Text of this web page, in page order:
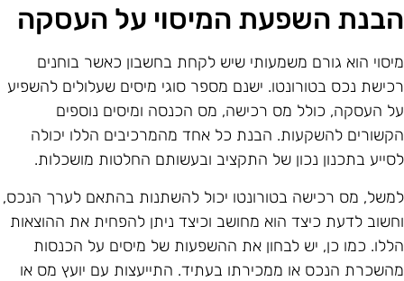
השפעת המיסוי על העסקה
הוא גורם משמעותי שיש לקחת בחשבון כאשר בוחנים
נכס בטורונטו. ישנם מספר סוגי מיסים שעלולים להשפיע
העסקה, כולל מס רכישה, מס הכנסה ומיסים נוספים
להשקעות. הבנת כל אחד מהמרכיבים הללו יכולה
בתכנון נכון של התקציב ובעשותם החלטות מושכלות.
מס רכישה בטורונטו יכול להשתנות בהתאם לערך הנכס,
לדעת כיצד הוא מחושב וכיצד ניתן להפחית את ההוצאות
כמו כן, יש לבחון את ההשפעות של מיסים על הכנסות
הנכס או ממכירתו בעתיד. התייעצות עם יועץ מס או